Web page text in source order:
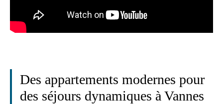
Des appartements modernes pour
des séjours dynamiques à Vannes